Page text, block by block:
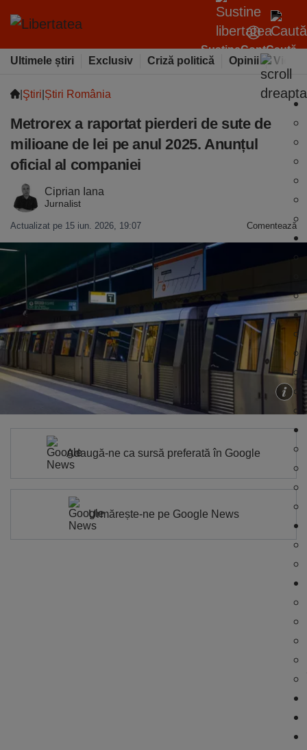
SusțineContCaută
Ultimele știri
Exclusiv Criză politică Opinii Video
Ştiri Știri România
Metrorex a raportat pierderi de sute de
milioane de lei pe anul 2025. Anunțul
oficial al companiei
Ciprian Iana
Jurnalist
Actualizat pe 15 iun. 2026, 19:07 Comentează
Adaugă-ne ca sursă preferată în Google
Urmărește-ne pe Google News